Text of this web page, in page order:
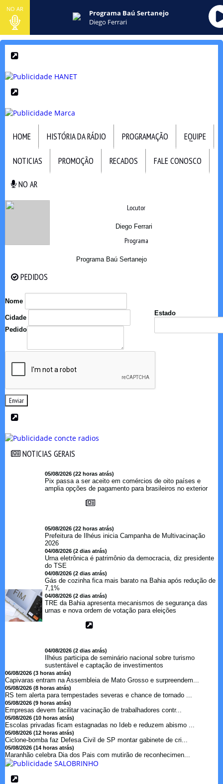
NO AR
Programa Baú Sertanejo
Diego Ferrari
HOME HISTÓRIA DA RÁDIO PROGRAMAÇÃO EQUIPE
NOTICIAS PROMOÇÃO RECADOS FALE CONOSCO
NO AR
Locutor
Diego Ferrari
Programa
Programa Baú Sertanejo
PEDIDOS
Nome
Cidade
Estado
Pedido
Enviar
NOTICIAS GERAIS
05/08/2026 (22 horas atrás)
Pix passa a ser aceito em comércios de oito países e
amplia opções de pagamento para brasileiros no exterior
05/08/2026 (22 horas atrás)
Prefeitura de Ilhéus inicia Campanha de Multivacinação
2026
04/08/2026 (2 dias atrás)
Urna eletrônica é patrimônio da democracia, diz presidente
do TSE
04/08/2026 (2 dias atrás)
Gás de cozinha fica mais barato na Bahia após redução de
7,1%
04/08/2026 (2 dias atrás)
TRE da Bahia apresenta mecanismos de segurança das
urnas e nova ordem de votação para eleições
04/08/2026 (2 dias atrás)
Ilhéus participa de seminário nacional sobre turismo
sustentável e captação de investimentos
06/08/2026 (3 horas atrás)
Capivaras entram na Assembleia de Mato Grosso e surpreendem...
05/08/2026 (8 horas atrás)
RS tem alerta para tempestades severas e chance de tornado ...
05/08/2026 (9 horas atrás)
Empresas devem facilitar vacinação de trabalhadores contr...
05/08/2026 (10 horas atrás)
Escolas privadas ficam estagnadas no Ideb e reduzem abismo ...
05/08/2026 (12 horas atrás)
Ciclone-bomba faz Defesa Civil de SP montar gabinete de cri...
05/08/2026 (14 horas atrás)
Maranhão celebra Dia dos Pais com mutirão de reconhecimen...